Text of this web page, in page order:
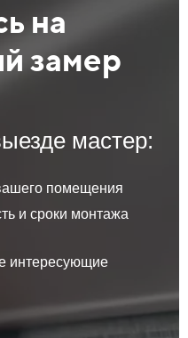
на
замер
мастер:
помещения
и сроки монтажа
интересующие